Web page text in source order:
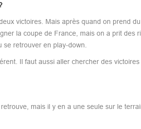
victoires. Mais après quand on prend
la coupe de France, mais on a prit des
se retrouver en play-down.
Il faut aussi aller chercher des
mais il y en a une seule sur le